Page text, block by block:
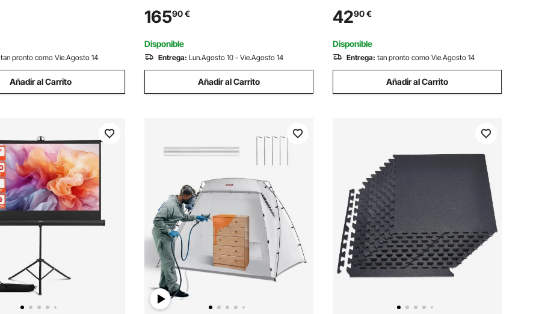
- 250 cm 160 Grados 244
Cine, Casa, una Sala
tan pronto como Vie.Agosto 14
Añadir al Carrito
Ángulo de Visión Montaje en pared
Imagen Detallada para Cine Fiesta en
Casa Interior
16590€
Disponible
Entrega: Lun.Agosto 10 - Vie.Agosto 14
Añadir al Carrito
Pintura con Película Desechable para
Muebles de Gran Tamaño Bricolaje de
Estación de Pintura
4290€
Disponible
Entrega: tan pronto como Vie.Agosto 14
Añadir al Carrito